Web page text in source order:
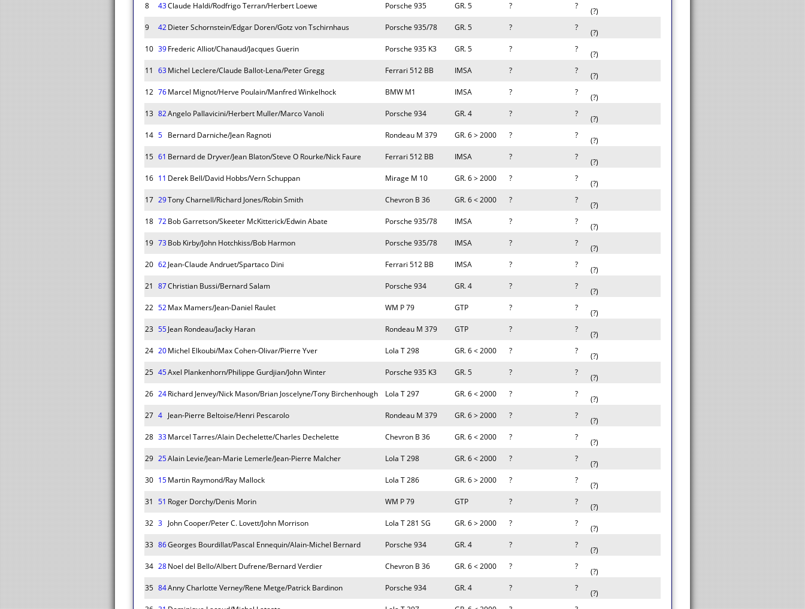
8
43Claude Haldi/Rodfrigo Terran/Herbert Loewe Porsche 935 GR. 5 ? ?
(?)
9
42Dieter Schornstein/Edgar Doren/Gotz von Tschirnhaus Porsche 935/78 GR. 5 ? ?
(?)
10 39Frederic Alliot/Chanaud/Jacques Guerin Porsche 935 K3 GR. 5 ? ?
(?)
11 63Michel Leclere/Claude Ballot-Lena/Peter Gregg Ferrari 512 BB IMSA ? ?
(?)
12 76Marcel Mignot/Herve Poulain/Manfred Winkelhock BMW M1 IMSA ? ?
(?)
13 82Angelo Pallavicini/Herbert Muller/Marco Vanoli Porsche 934 GR. 4 ? ?
(?)
14 5 Bernard Darniche/Jean Ragnoti Rondeau M 379 GR. 6 > 2000 ? ?
(?)
15 61 Bernard de Dryver/Jean Blaton/Steve O Rourke/Nick Faure Ferrari 512 BB IMSA ? ?
(?)
16 11 Derek Bell/David Hobbs/Vern Schuppan Mirage M 10 GR. 6 > 2000 ? ?
(?)
17 29Tony Charnell/Richard Jones/Robin Smith Chevron B 36 GR. 6 < 2000 ? ?
(?)
18 72Bob Garretson/Skeeter McKitterick/Edwin Abate Porsche 935/78 IMSA ? ?
(?)
19 73Bob Kirby/John Hotchkiss/Bob Harmon Porsche 935/78 IMSA ? ?
(?)
20 62Jean-Claude Andruet/Spartaco Dini Ferrari 512 BB IMSA ? ?
(?)
21 87Christian Bussi/Bernard Salam Porsche 934 GR. 4 ? ?
(?)
22 52Max Mamers/Jean-Daniel Raulet WM P 79 GTP ? ?
(?)
23 55Jean Rondeau/Jacky Haran Rondeau M 379 GTP ? ?
(?)
24 20Michel Elkoubi/Max Cohen-Olivar/Pierre Yver Lola T 298 GR. 6 < 2000 ? ?
(?)
25 45Axel Plankenhorn/Philippe Gurdjian/John Winter Porsche 935 K3 GR. 5 ? ?
(?)
26 24Richard Jenvey/Nick Mason/Brian Joscelyne/Tony Birchenhough Lola T 297 GR. 6 < 2000 ? ?
(?)
27 4 Jean-Pierre Beltoise/Henri Pescarolo Rondeau M 379 GR. 6 > 2000 ? ?
(?)
28 33Marcel Tarres/Alain Dechelette/Charles Dechelette Chevron B 36 GR. 6 < 2000 ? ?
(?)
29 25Alain Levie/Jean-Marie Lemerle/Jean-Pierre Malcher Lola T 298 GR. 6 < 2000 ? ?
(?)
30 15Martin Raymond/Ray Mallock Lola T 286 GR. 6 > 2000 ? ?
(?)
31 51 Roger Dorchy/Denis Morin WM P 79 GTP ? ?
(?)
32 3 John Cooper/Peter C. Lovett/John Morrison Lola T 281 SG GR. 6 > 2000 ? ?
(?)
33 86Georges Bourdillat/Pascal Ennequin/Alain-Michel Bernard Porsche 934 GR. 4 ? ?
(?)
34 28Noel del Bello/Albert Dufrene/Bernard Verdier Chevron B 36 GR. 6 < 2000 ? ?
(?)
35 84Anny Charlotte Verney/Rene Metge/Patrick Bardinon Porsche 934 GR. 4 ? ?
(?)